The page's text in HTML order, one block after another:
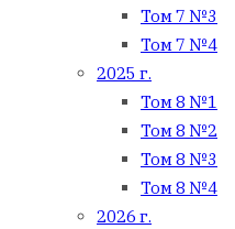
Том 7 №3
Том 7 №4
2025 г.
Том 8 №1
Том 8 №2
Том 8 №3
Том 8 №4
2026 г.